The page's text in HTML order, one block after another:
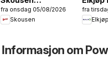
kundeavis
fra onsdag 05/08/2026
Skousen
fra
Elkjøp
Informasjon om